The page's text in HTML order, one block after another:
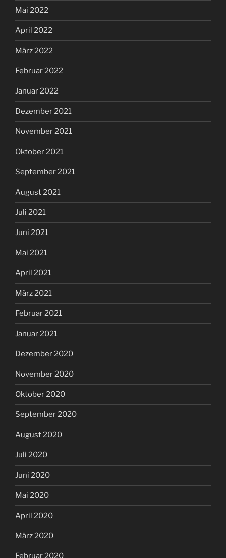
Mai 2022
April 2022
März 2022
Februar 2022
Januar 2022
Dezember 2021
November 2021
Oktober 2021
September 2021
August 2021
Juli 2021
Juni 2021
Mai 2021
April 2021
März 2021
Februar 2021
Januar 2021
Dezember 2020
November 2020
Oktober 2020
September 2020
August 2020
Juli 2020
Juni 2020
Mai 2020
April 2020
März 2020
Februar 2020